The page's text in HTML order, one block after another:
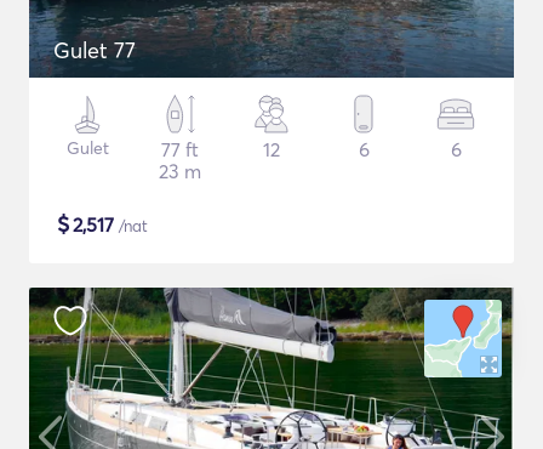
Gulet 77
Gulet
77 ft
23 m
12 6 6
$2,517 /nat